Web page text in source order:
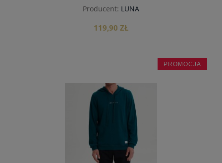
Producent: LUNA
119,90 ZŁ
do koszyka
PROMOCJA